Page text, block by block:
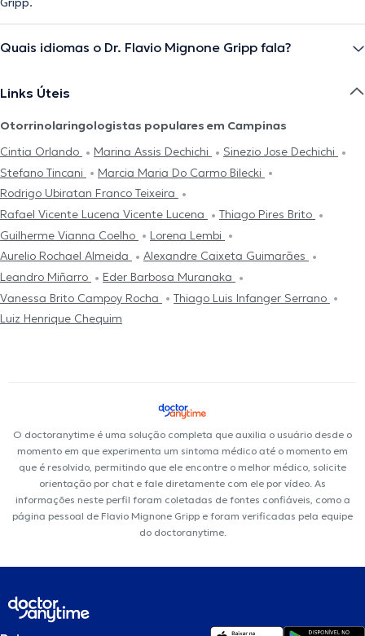
Quais idiomas o Dr. Flavio Mignone Gripp fala?
Links Úteis
Otorrinolaringologistas populares em Campinas
Cintia Orlando
Marina Assis Dechichi
Sinezio Jose Dechichi
Stefano Tincani
Marcia Maria Do Carmo Bilecki
Rodrigo Ubiratan Franco Teixeira
Rafael Vicente Lucena Vicente Lucena
Thiago Pires Brito
Guilherme Vianna Coelho
Lorena Lembi
Aurelio Rochael Almeida
Alexandre Caixeta Guimarães
Leandro Miñarro
Eder Barbosa Muranaka
Vanessa Brito Campoy Rocha
Thiago Luis Infanger Serrano
Luiz Henrique Chequim
O doctoranytime é uma solução completa que auxilia o usuário desde o
momento em que experimenta um sintoma médico até o momento em
que é resolvido, permitindo que ele encontre o melhor médico, solicite
orientação por chat e fale diretamente com ele por vídeo. As
informações neste perfil foram coletadas de fontes confiáveis, como a
página pessoal de Flavio Mignone Gripp e foram verificadas pela equipe
do doctoranytime.